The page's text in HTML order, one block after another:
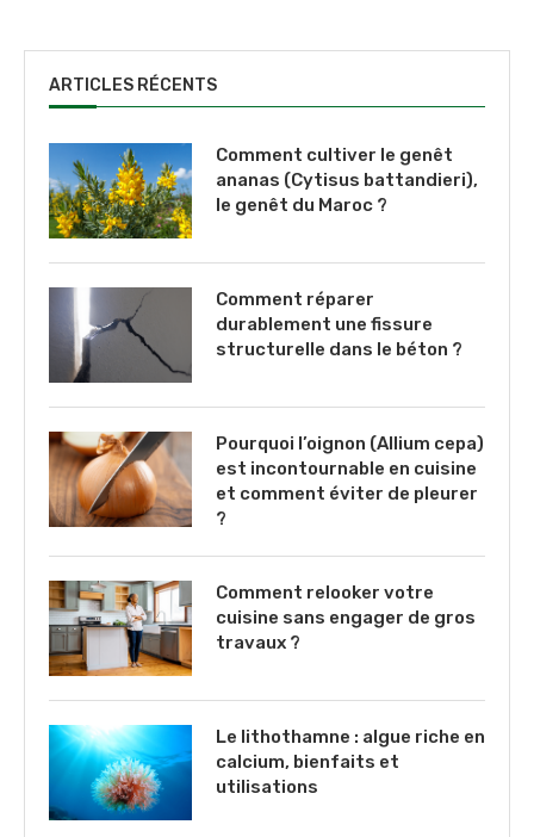
ARTICLES RÉCENTS
Comment cultiver le genêt
ananas (Cytisus battandieri),
le genêt du Maroc ?
Comment réparer
durablement une fissure
structurelle dans le béton ?
Pourquoi l’oignon (Allium cepa)
est incontournable en cuisine
et comment éviter de pleurer
?
Comment relooker votre
cuisine sans engager de gros
travaux ?
Le lithothamne : algue riche en
calcium, bienfaits et
utilisations